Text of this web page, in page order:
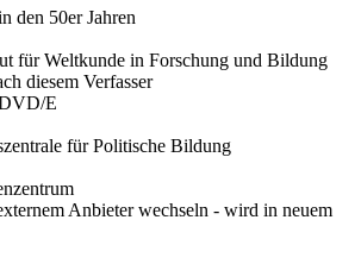
den 50er Jahren
für Weltkunde in Forschung und Bildung
diesem Verfasser
E
für Politische Bildung
Anbieter wechseln - wird in neuem